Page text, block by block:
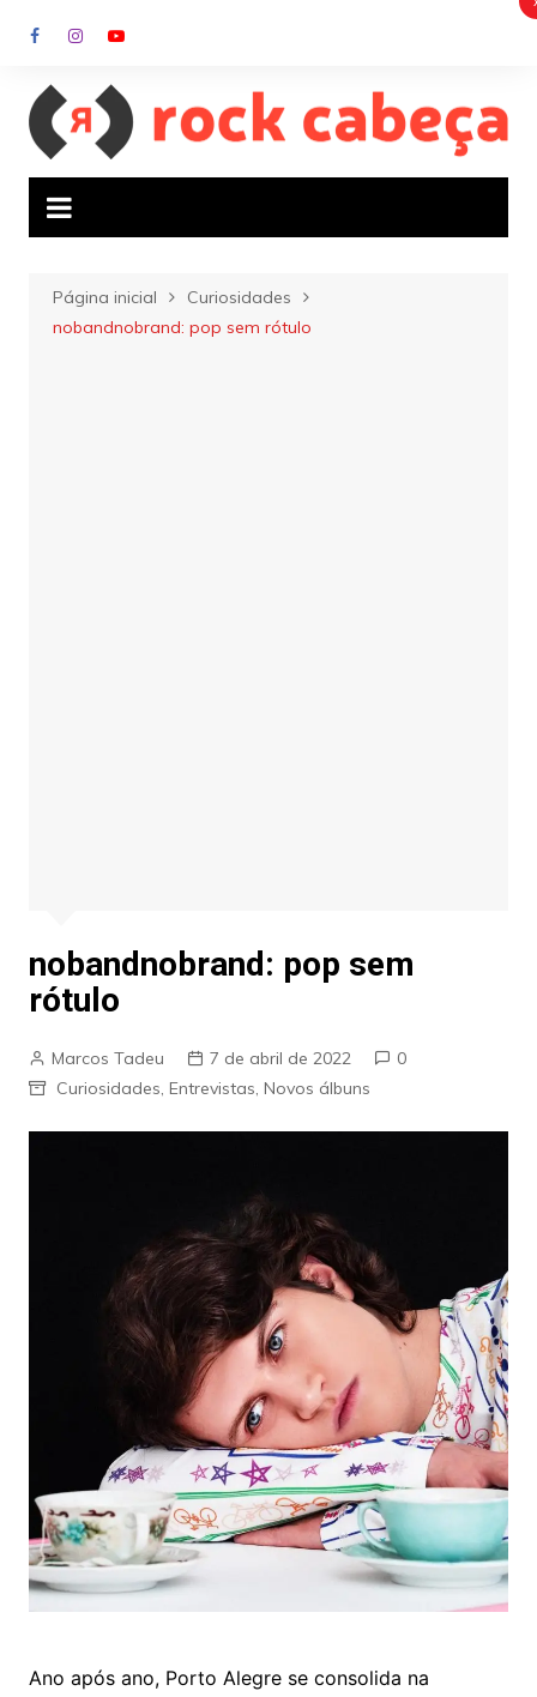
para
conteúdo
Página inicial
Curiosidades
nobandnobrand: pop sem rótulo
nobandnobrand: pop sem
rótulo
Marcos Tadeu 7 de abril de 2022
0
Curiosidades, Entrevistas, Novos álbuns
Ano após ano, Porto Alegre se consolida na